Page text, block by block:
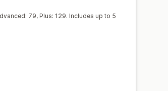
イン 同意収集
79, Plus: 129. Includes up to 5